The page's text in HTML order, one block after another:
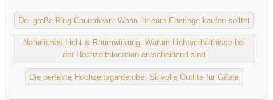
Der große Ring-Countdown: Wann ihr eure Eheringe kaufen solltet
Natürliches Licht & Raumwirkung: Warum Lichtverhältnisse bei
der Hochzeitslocation entscheidend sind
Die perfekte Hochzeitsgarderobe: Stilvolle Outfits für Gäste